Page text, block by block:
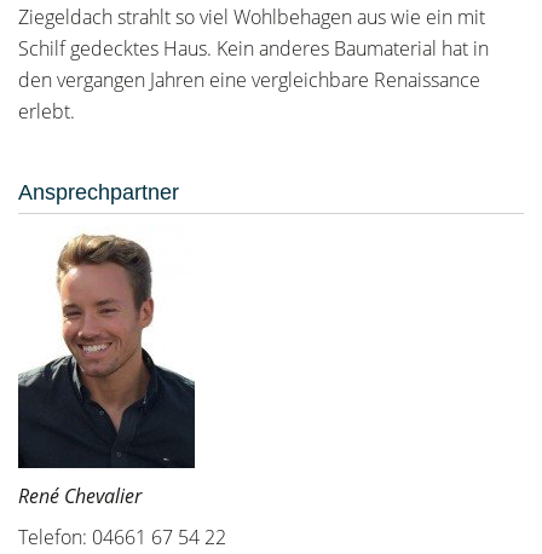
Ziegeldach strahlt so viel Wohlbehagen aus wie ein mit
Schilf gedecktes Haus. Kein anderes Baumaterial hat in
den vergangen Jahren eine vergleichbare Renaissance
erlebt.
Ansprechpartner
René Chevalier
Telefon: 04661 67 54 22